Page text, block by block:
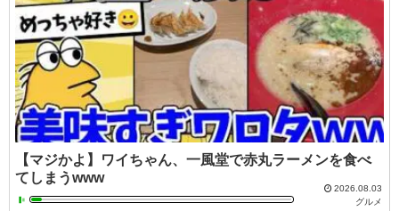
【マジかよ】ワイちゃん、一風堂で赤丸ラーメンを食べ
てしまうwww
2026.08.03
グルメ